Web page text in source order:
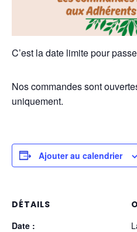
C’est la date limite pour
Nos commandes sont
uniquement.
Ajouter au calendrier
DÉTAILS
Date :